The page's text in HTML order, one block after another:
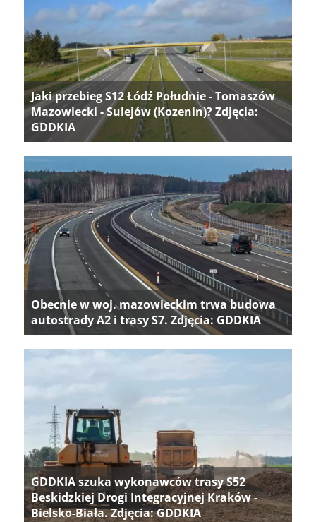
Jaki przebieg S12 Łódź Południe - Tomaszów
Mazowiecki - Sulejów (Kozenin)? Zdjęcia:
GDDKIA
Obecnie w woj. mazowieckim trwa budowa
autostrady A2 i trasy S7. Zdjęcia: GDDKIA
GDDKIA szuka wykonawców trasy S52
Beskidzkiej Drogi Integracyjnej Kraków -
Bielsko-Biała. Zdjęcia: GDDKIA